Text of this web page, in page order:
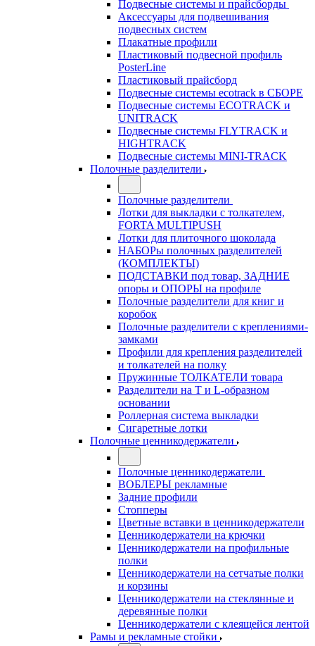
Подвесные системы и прайсборды
Аксессуары для подвешивания
подвесных систем
Плакатные профили
Пластиковый подвесной профиль
PosterLine
Пластиковый прайсборд
Подвесные системы ecotrack в СБОРЕ
Подвесные системы ECOTRACK и
UNITRACK
Подвесные системы FLYTRACK и
HIGHTRACK
Подвесные системы MINI-TRACK
Полочные разделители
Полочные разделители
Лотки для выкладки с толкателем,
FORTA MULTIPUSH
Лотки для плиточного шоколада
НАБОРы полочных разделителей
(КОМПЛЕКТЫ)
ПОДСТАВКИ под товар, ЗАДНИЕ
опоры и ОПОРЫ на профиле
Полочные разделители для книг и
коробок
Полочные разделители с креплениями-
замками
Профили для крепления разделителей
и толкателей на полку
Пружинные ТОЛКАТЕЛИ товара
Разделители на Т и L-образном
основании
Роллерная система выкладки
Сигаретные лотки
Полочные ценникодержатели
Полочные ценникодержатели
ВОБЛЕРЫ рекламные
Задние профили
Стопперы
Цветные вставки в ценникодержатели
Ценникодержатели на крючки
Ценникодержатели на профильные
полки
Ценникодержатели на сетчатые полки
и корзины
Ценникодержатели на стеклянные и
деревянные полки
Ценникодержатели с клеящейся лентой
Рамы и рекламные стойки